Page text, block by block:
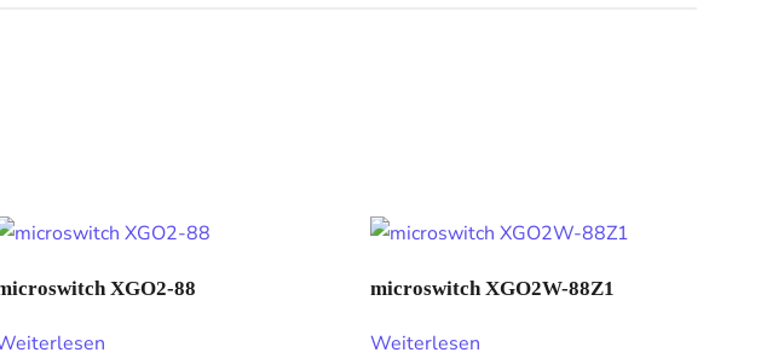
XGO2-88 microswitch XGO2W-88Z1
Weiterlesen